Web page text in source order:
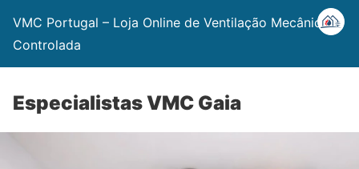
VMC Portugal – Loja Online de Ventilação Mecânica
Controlada
Especialistas VMC Gaia